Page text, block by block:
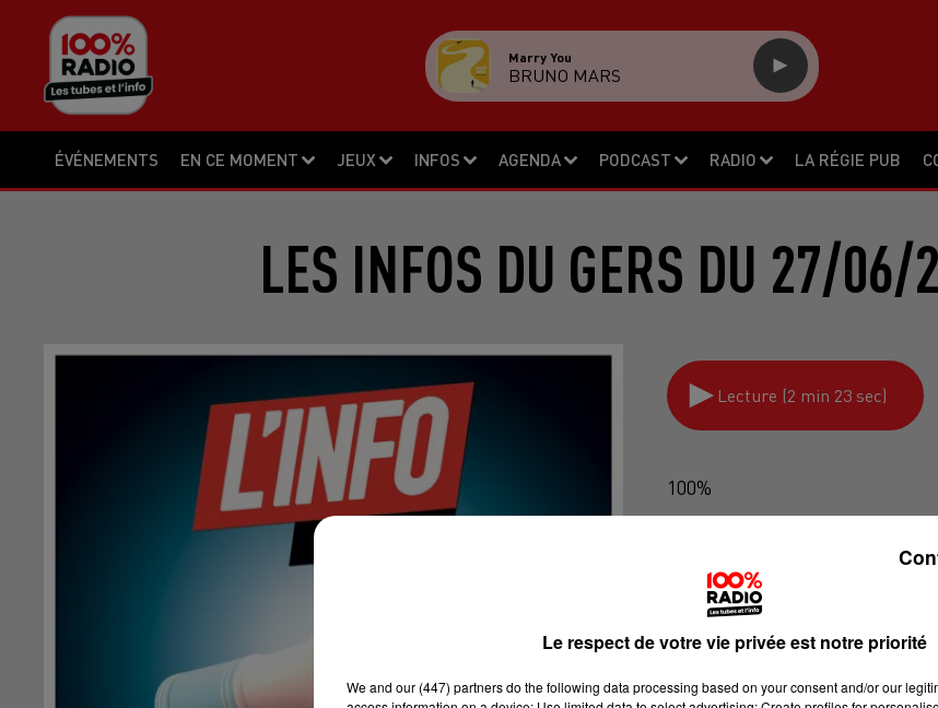
ÉVÉNEMENTS EN CE MOMENT JEUX INFOS AGENDA PODCAST RADIO LA RÉGIE PUB
Marry You
BRUNO MARS
LES INFOS DU GERS DU 27/
Lecture (2 min 23 sec)
100%
Le respect de votre vie privée est notre priorité
We and our (447) partnersdo the following data processing based on your consent and/or our